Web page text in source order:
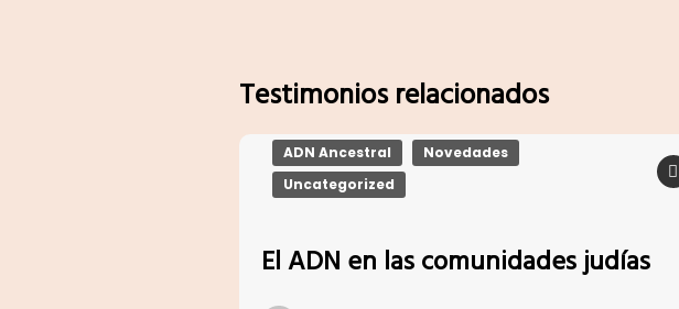
Testimonios relacionados
ADN Ancestral
Novedades
Uncategorized
El ADN en las comunidades judías